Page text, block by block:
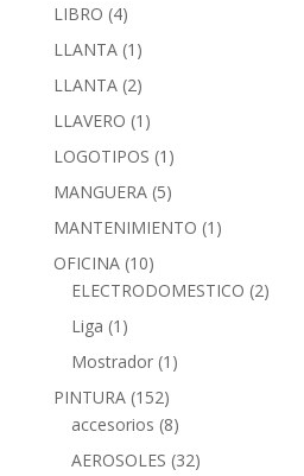
LIBRO (4)
LLANTA (1)
LLANTA (2)
LLAVERO (1)
LOGOTIPOS (1)
MANGUERA (5)
MANTENIMIENTO (1)
OFICINA (10)
ELECTRODOMESTICO (2)
Liga (1)
Mostrador (1)
PINTURA (152)
accesorios (8)
AEROSOLES (32)